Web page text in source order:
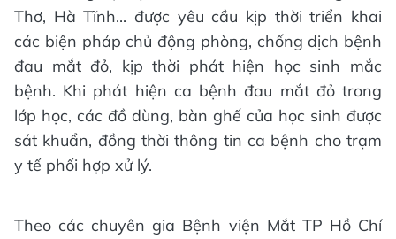
Thơ, Hà Tĩnh... được yêu cầu kịp thời triển khai
các biện pháp chủ động phòng, chống dịch bệnh
đau mắt đỏ, kịp thời phát hiện học sinh mắc
bệnh. Khi phát hiện ca bệnh đau mắt đỏ trong
lớp học, các đồ dùng, bàn ghế của học sinh được
sát khuẩn, đồng thời thông tin ca bệnh cho trạm
y tế phối hợp xử lý.
Theo các chuyên gia Bệnh viện Mắt TP Hồ Chí